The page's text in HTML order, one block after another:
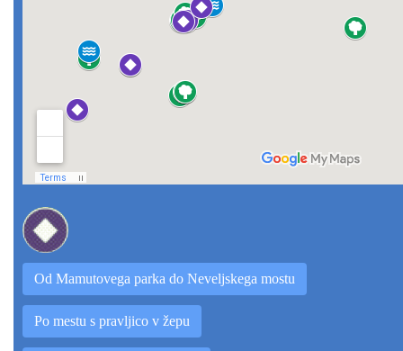
Od Mamutovega parka do Neveljskega mostu
Po mestu s pravljico v žepu